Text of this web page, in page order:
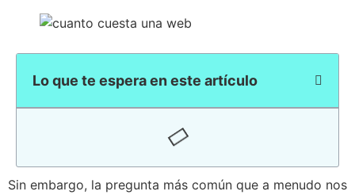
Lo que te espera en este artículo
Sin embargo, la pregunta más común que a menudo nos